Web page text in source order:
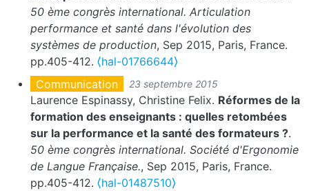
50 ème congrès international. Articulation
performance et santé dans l'évolution des
systèmes de production, Sep 2015, Paris, France.
pp.405-412. ⟨hal-01766644⟩
Communication
23 septembre 2015
Laurence Espinassy, Christine Felix. Réformes de la
formation des enseignants : quelles retombées
sur la performance et la santé des formateurs ?.
50 ème congrès international. Société d'Ergonomie
de Langue Française., Sep 2015, Paris, France.
pp.405-412. ⟨hal-01487510⟩